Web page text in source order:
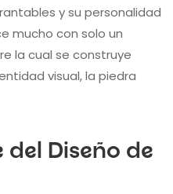
y su personalidad
mucho con solo un
la cual se construye
visual, la piedra
del Diseño de